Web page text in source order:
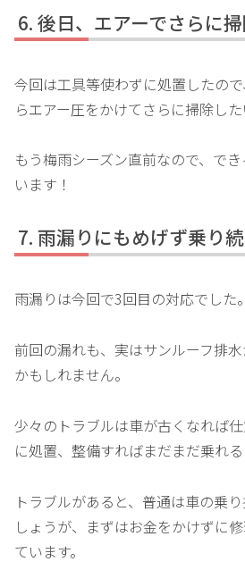
後日、エアーでさらに
今回は工具等使わずに処置したの
らエアー圧をかけてさらに掃除した
もう梅雨シーズン直前なので、で
います！
雨漏りにもめげず乗り
雨漏りは今回で3回目の対応でした。
前回の漏れも、実はサンルーフ排
かもしれません。
少々のトラブルは車が古くなれば
に処置、整備すればまだまだ乗れる
トラブルがあると、普通は車の乗
しょうが、まずはお金をかけずに
ています。